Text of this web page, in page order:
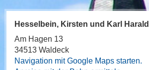
Hesselbein, Kirsten und Karl Harald
Am Hagen 13
34513 Waldeck
Navigation mit Google Maps starten.